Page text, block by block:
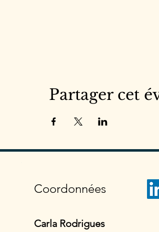
Partager cet
Coordonnées
Carla Rodrigues